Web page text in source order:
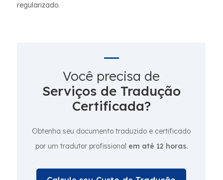
regularizado.
Você precisa de
Serviços de Tradução
Certificada?
Obtenha seu documento traduzido e certificado
por um tradutor profissional em até 12 horas.